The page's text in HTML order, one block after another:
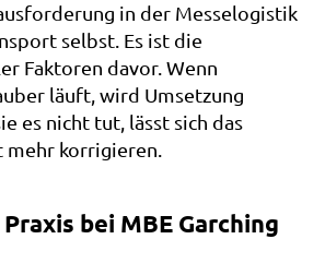
in der Messelogistik
selbst. Es ist die
Faktoren davor. Wenn
läuft, wird Umsetzung
es nicht tut, lässt sich das
korrigieren.
bei MBE Garching